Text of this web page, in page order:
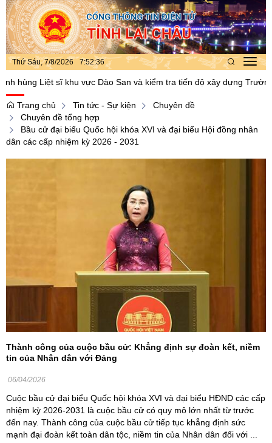
Thứ Sáu, 7/8/2026 7:52:38
khu vực Dào San và kiểm tra tiến độ xây dựng Trường Phổ thông
Trang chủ Tin tức - Sự kiện
Chuyên đề
Chuyên đề tổng hợp
Bầu cử đại biểu Quốc hội khóa XVI và đại biểu Hội đồng nhân
dân các cấp nhiệm kỳ 2026 - 2031
Thành công của cuộc bầu cử: Khẳng định sự đoàn kết, niềm
tin của Nhân dân với Đảng
06/04/2026
Cuộc bầu cử đại biểu Quốc hội khóa XVI và đại biểu HĐND các cấp
nhiệm kỳ 2026-2031 là cuộc bầu cử có quy mô lớn nhất từ trước
đến nay. Thành công của cuộc bầu cử tiếp tục khẳng định sức
mạnh đại đoàn kết toàn dân tộc, niềm tin của Nhân dân đối với ...